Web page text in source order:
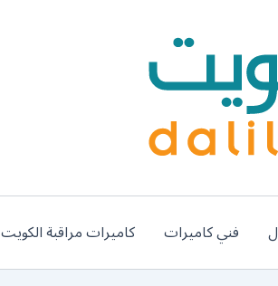
فني كاميرات كاميرات مراقبة الكويت